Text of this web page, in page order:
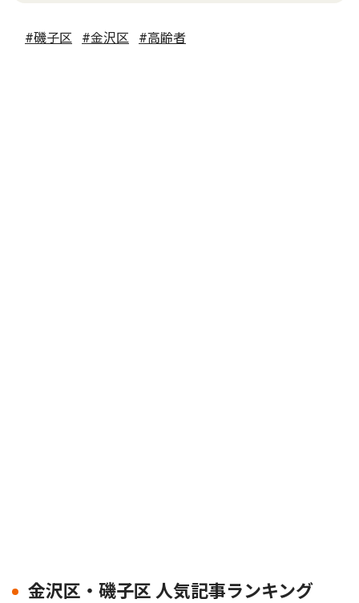
#磯子区 #金沢区 #高齢者
金沢区・磯子区 人気記事ランキング